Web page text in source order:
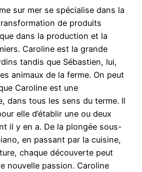
sur mer se spécialise dans la
de produits
dans la production et la
Caroline est la grande
tandis que Sébastien, lui,
animaux de la ferme. On peut
Caroline est une
dans tous les sens du terme. Il
elle d’établir une ou deux
il y en a. De la plongée sous-
en passant par la cuisine,
chaque découverte peut
nouvelle passion. Caroline